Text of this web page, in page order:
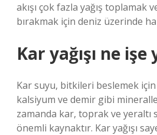
akışı çok fazla yağış toplamak
bırakmak için deniz üzerinde
Kar yağışı ne işe
Kar suyu, bitkileri beslemek
kalsiyum ve demir gibi
zamanda kar, toprak ve yeraltı
önemli kaynaktır. Kar yağışı